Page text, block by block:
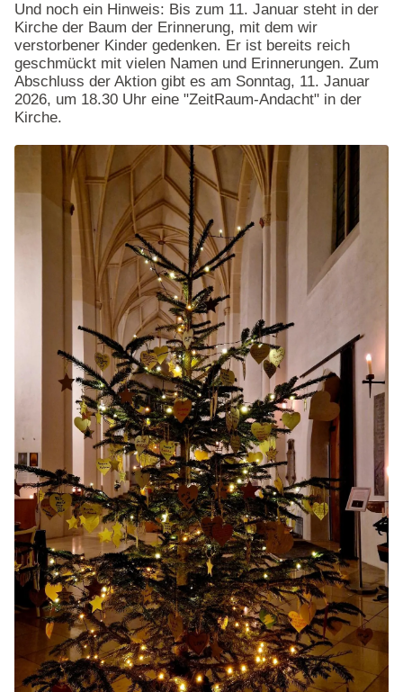
Und noch ein Hinweis: Bis zum 11. Januar steht in der
Kirche der Baum der Erinnerung, mit dem wir
verstorbener Kinder gedenken. Er ist bereits reich
geschmückt mit vielen Namen und Erinnerungen. Zum
Abschluss der Aktion gibt es am Sonntag, 11. Januar
2026, um 18.30 Uhr eine "ZeitRaum-Andacht" in der
Kirche.